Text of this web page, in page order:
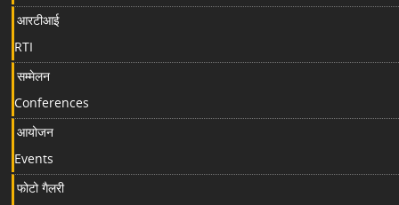
आरटीआई
RTI
सम्मेलन
Conferences
आयोजन
Events
फोटो गैलरी